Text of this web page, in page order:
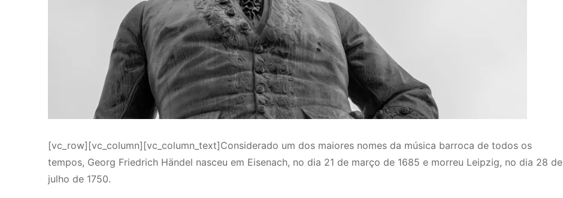
[vc_row][vc_column][vc_column_text]Considerado um dos maiores nomes da música barroca de todos os
tempos, Georg Friedrich Händel nasceu em Eisenach, no dia 21 de março de 1685 e morreu Leipzig, no dia 28 de
julho de 1750.